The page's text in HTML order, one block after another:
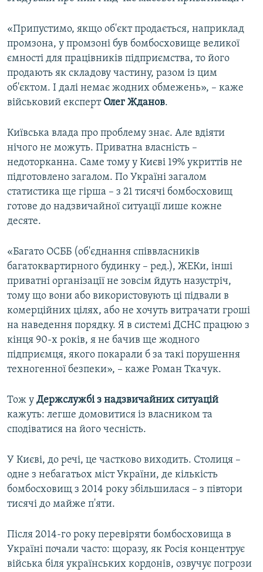
«Припустимо, якщо об'єкт продається, наприклад
промзона, у промзоні був бомбосховище великої
ємності для працівників підприємства, то його
продають як складову частину, разом із цим
об'єктом. І далі немає жодних обмежень», – каже
військовий експертОлег Жданов.
Київська влада про проблему знає. Але вдіяти
нічого не можуть. Приватна власність –
недоторканна. Саме тому у Києві 19% укриттів не
підготовлено загалом. По Україні загалом
статистика ще гірша – з 21 тисячі бомбосховищ
готове до надзвичайної ситуації лише кожне
десяте.
«Багато ОСББ (об'єднання співвласників
багатоквартирного будинку – ред.), ЖЕКи, інші
приватні організації не зовсім йдуть назустріч,
тому що вони або використовують ці підвали в
комерційних цілях, або не хочуть витрачати гроші
на наведення порядку. Я в системі ДСНС працюю з
кінця 90-х років, я не бачив ще жодного
підприємця, якого покарали б за такі порушення
техногенної безпеки», – каже Роман Ткачук.
Тож у Держслужбі з надзвичайних ситуацій
кажуть: легше домовитися із власником та
сподіватися на його чесність.
У Києві, до речі, це частково виходить. Столиця –
одне з небагатьох міст України, де кількість
бомбосховищ з 2014 року збільшилася – з півтори
тисячі до майже п'яти.
Після 2014-го року перевіряти бомбосховища в
Україні почали часто: щоразу, як Росія концентрує
війська біля українських кордонів, озвучує погрози